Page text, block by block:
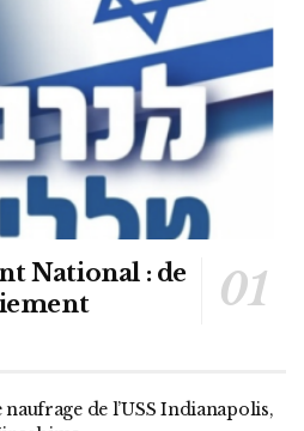
National : de
naufrage de l’USS Indianapolis,